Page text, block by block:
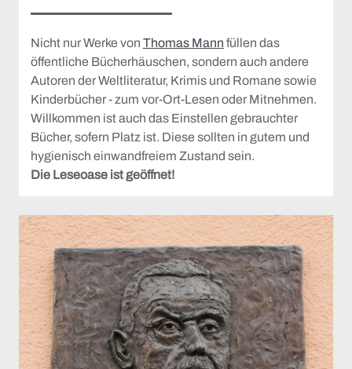
Nicht nur Werke von Thomas Mann füllen das
öffentliche Bücherhäuschen, sondern auch andere
Autoren der Weltliteratur, Krimis und Romane sowie
Kinderbücher - zum vor-Ort-Lesen oder Mitnehmen.
Willkommen ist auch das Einstellen gebrauchter
Bücher, sofern Platz ist. Diese sollten in gutem und
hygienisch einwandfreiem Zustand sein.
Die Leseoase ist geöffnet!